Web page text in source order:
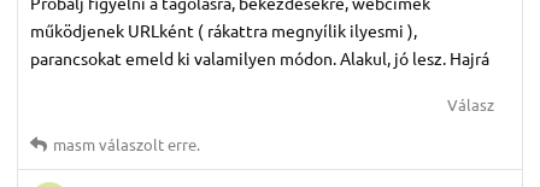
működjenek URLként ( rákattra megnyílik ilyesmi ),
parancsokat emeld ki valamilyen módon. Alakul, jó lesz. Hajrá
Válasz
masmválaszolt erre.